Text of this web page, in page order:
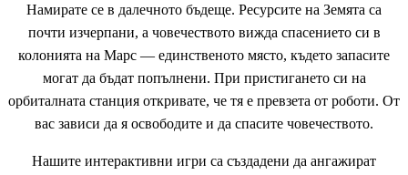
Намирате се в далечното бъдеще. Ресурсите на Земята са
почти изчерпани, а човечеството вижда спасението си в
колонията на Марс — единственото място, където запасите
могат да бъдат попълнени. При пристигането си на
орбиталната станция откривате, че тя е превзета от роботи. От
вас зависи да я освободите и да спасите човечеството.
Нашите интерактивни игри са създадени да ангажират